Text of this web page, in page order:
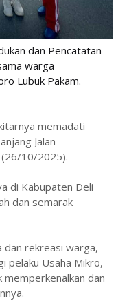
dan Pencatatan
warga
Lubuk Pakam.
memadati
Jalan
(26/10/2025).
di Kabupaten Deli
dan semarak
dan rekreasi warga,
pelaku Usaha Mikro,
memperkenalkan dan